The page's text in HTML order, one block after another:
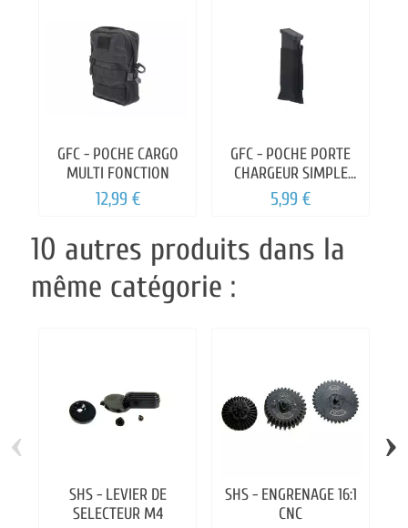
GFC - POCHE CARGO
MULTI FONCTION
12,99 €
GFC - POCHE PORTE
CHARGEUR SIMPLE
ELASTIQUE
5,99 €
10 autres produits dans la
même catégorie :
SHS - LEVIER DE
SELECTEUR M4
SHS - ENGRENAGE 16:1
CNC
‹ ›